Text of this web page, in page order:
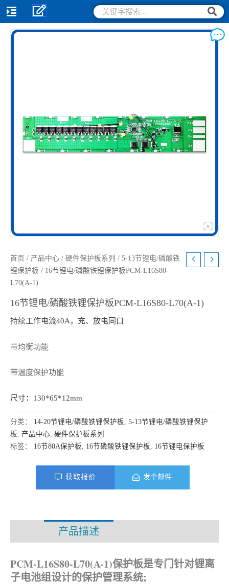
跳
至
搜
索
搜
索
首页 / 产品中心 / 硬件保护板系列 / 5-13节锂电/磷酸铁
锂保护板 / 16节锂电/磷酸铁锂保护板PCM-L16S80-
L70(A-1)
16节锂电/磷酸铁锂保护板PCM-L16S80-L70(A-1)
持续工作电流40A，充、放电同口
带均衡功能
带温度保护功能
尺寸：130*65*12mm
分类： 14-20节锂电/磷酸铁锂保护板 5-13节锂电/磷酸铁锂保护
板
产品中心 硬件保护板系列
标签： 16节80A保护板 16节磷酸铁锂保护板 16节锂电保护板
获取报价 发个邮件
产品描述
PCM-L16S80-L70(A-1)保护板是专门针对锂离
子电池组设计的保护管理系统;